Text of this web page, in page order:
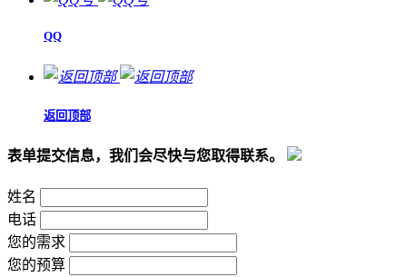
QQ
返回顶部
表单提交信息，我们会尽快与您取得联系。
姓名
电话
您的需求
您的预算